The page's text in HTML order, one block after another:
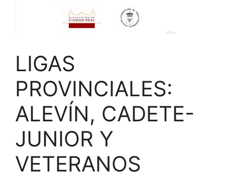
LIGAS
PROVINCIALES:
ALEVÍN, CADETE-
JUNIOR Y
VETERANOS